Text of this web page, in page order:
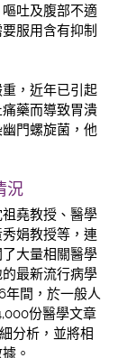
吐及腹部不適
服用含有抑制
，近年已引起
藥而導致胃潰
門螺旋菌，他
況
堯教授、醫學
娟教授等，連
大量相關醫學
最新流行病學
年間，於一般人
份醫學文章
分析，並將相
。